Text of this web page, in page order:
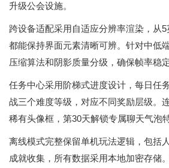
升级公会设施。
跨设备适配采用自适应分辨率渲染，从
都能保持界面元素清晰可辨。针对中低
压缩算法和阴影质量分级，确保帧率稳
任务中心采用阶梯式进度设计，每日任
战三个难度等级，对应不同奖励层级。
稀有头像框，第30天解锁专属聊天气泡特
离线模式完整保留单机玩法逻辑，包括
成就收集，所有数据采用本地加密存储